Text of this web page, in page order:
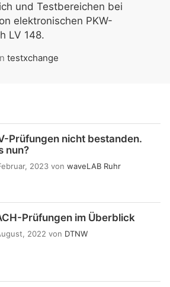
und Testbereichen bei
elektronischen PKW-
LV 148.
testxchange
Prüfungen nicht bestanden.
nun?
2023 von waveLAB Ruhr
Prüfungen im Überblick
2022 von DTNW